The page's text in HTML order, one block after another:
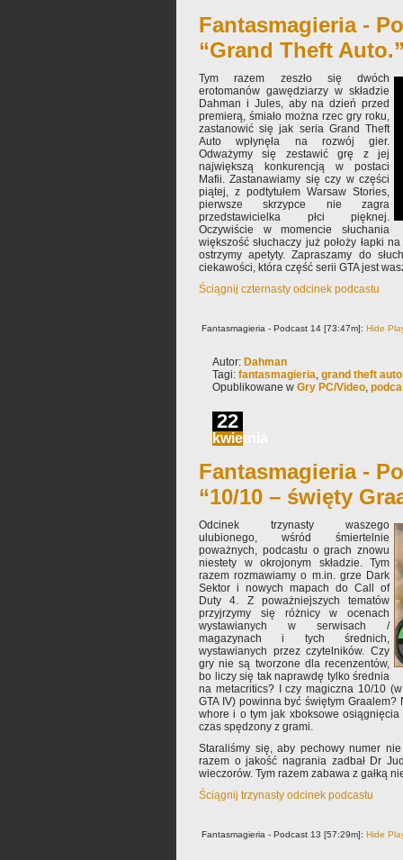
Fantasmagieria -
“Grand Theft
Tym razem zeszło się dwóch
erotomanów gawędziarzy w składzie
Dahman i Jules, aby na dzień przed
premierą, śmiało można rzec gry roku,
zastanowić się jak seria Grand Theft
Auto wpłynęła na rozwój gier.
Odważymy się zestawić grę z jej
największą konkurencją w postaci
Mafii. Zastanawiamy się czy w części
piątej, z podtytułem Warsaw Stories,
pierwsze skrzypce nie zagra
przedstawicielka płci pięknej.
Oczywiście w momencie słuchania
większość słuchaczy już położy łapki
ostrzymy apetyty. Zapraszamy do
ciekawości, która część serii GTA jest
Ściągnij czternasty odcinek podcastu
Fantasmagieria - Podcast 14 [73:47m]: Hide
Autor: Dahman
Tagi: fantasmagieria, grand theft auto
Opublikowane w Gry PC/Video,
22
kwietnia
Fantasmagieria -
“10/10 – święty
Odcinek trzynasty waszego
ulubionego, wśród śmiertelnie
poważnych, podcastu o grach znowu
niestety w okrojonym składzie. Tym
razem rozmawiamy o m.in. grze Dark
Sektor i nowych mapach do Call of
Duty 4. Z poważniejszych tematów
przyjrzymy się różnicy w ocenach
wystawianych w serwisach /
magazynach i tych średnich,
wystawianych przez czytelników. Czy
gry nie są tworzone dla recenzentów,
bo liczy się tak naprawdę tylko średnia
na metacritics? I czy magiczna 10/10
GTA IV) powinna być świętym
whore i o tym jak xboksowe osiągnięcia
czas spędzony z grami.
Staraliśmy się, aby pechowy numer
razem o jakość nagrania zadbał Dr
wieczorów. Tym razem zabawa z gałką
Ściągnij trzynasty odcinek podcastu
Fantasmagieria - Podcast 13 [57:29m]: Hide